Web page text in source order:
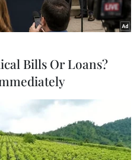
gương mặt quen
với Mỹ
Bills Or Loans?